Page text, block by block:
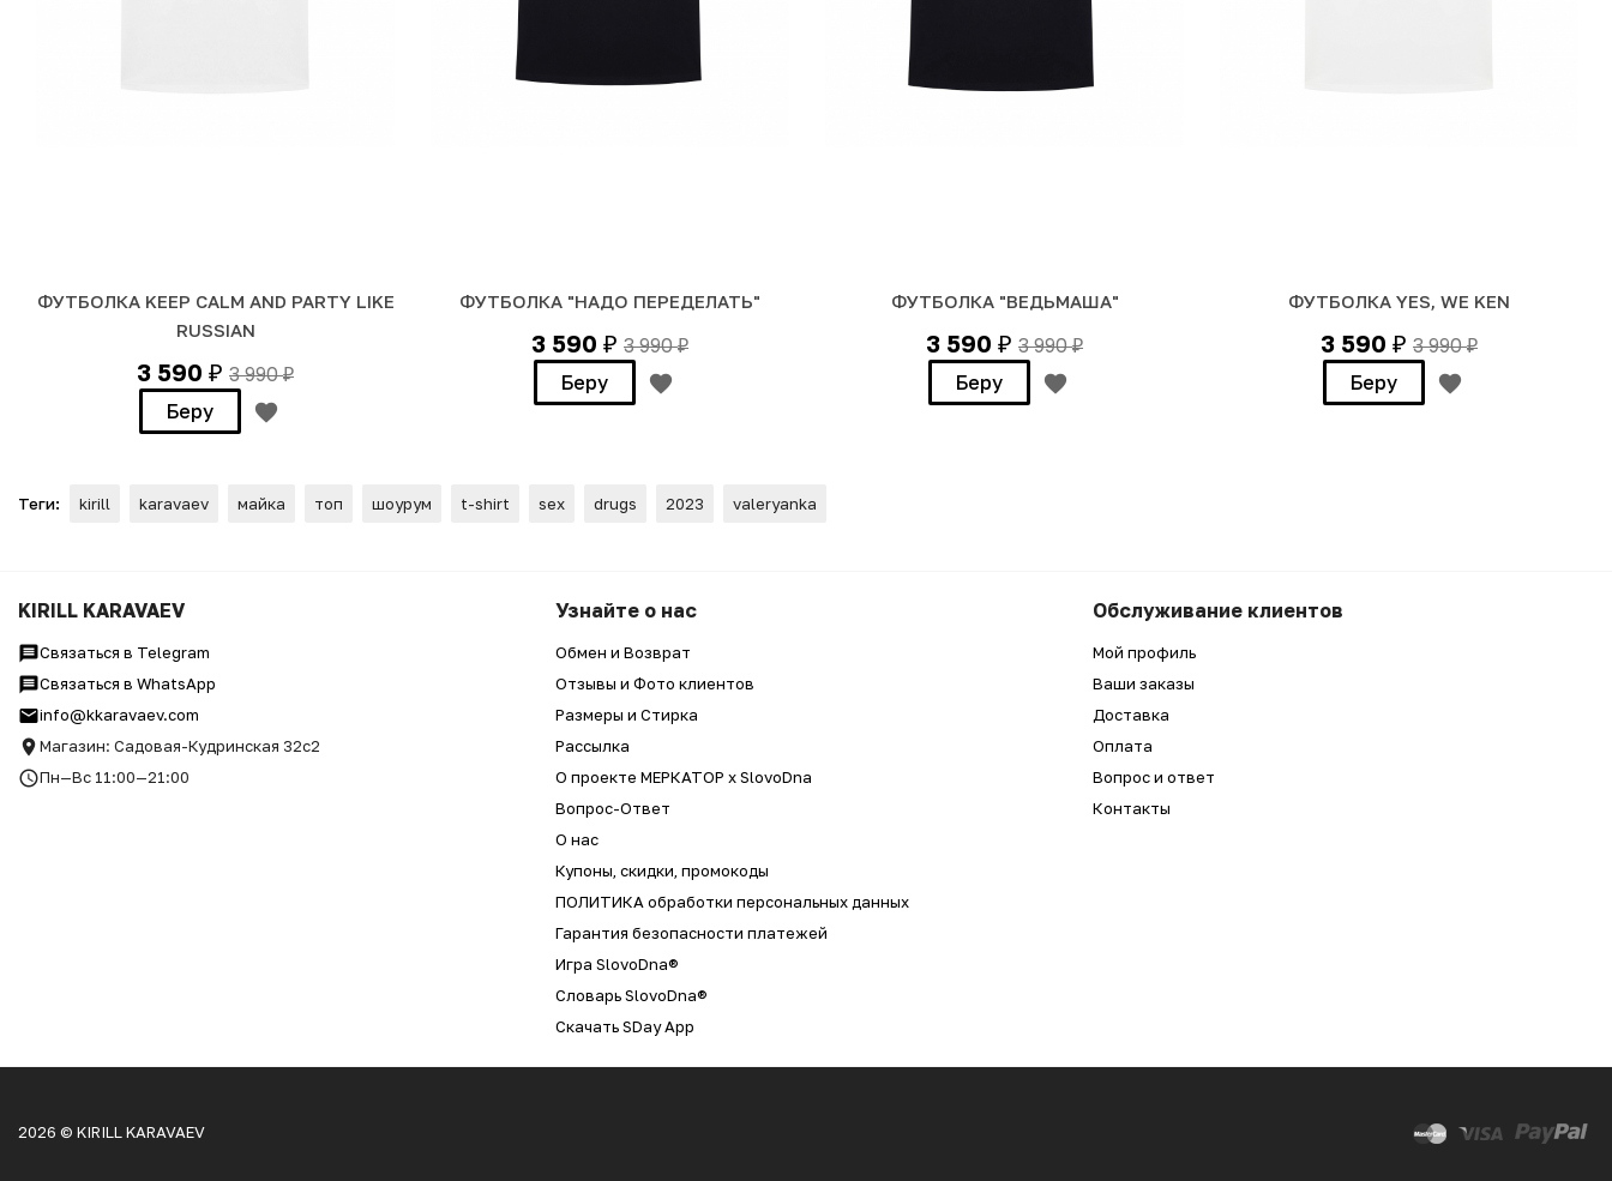
ФУТБОЛКА KEEP CALM AND PARTY LIKE
RUSSIAN
3 590 ₽ 3 990₽
Беру
ФУТБОЛКА "НАДО ПЕРЕДЕЛАТЬ"
3 590 ₽ 3 990₽
Беру
ФУТБОЛКА "ВЕДЬМАША"
3 590 ₽ 3 990₽
Беру
ФУТБОЛКА YES, WE KEN
3 590 ₽ 3 990₽
Беру
Теги: kirill karavaev майка топ шоурум t-shirt sex drugs 2023 valeryanka
KIRILL KARAVAEV
Связаться в Telegram
Связаться в WhatsApp
info@kkaravaev.com
Магазин: Садовая-Кудринская 32с2
Пн—Вс 11:00—21:00
Узнайте о нас
Обмен и Возврат
Отзывы и Фото клиентов
Размеры и Стирка
Рассылка
О проекте МЕРКАТОР x SlovoDna
Вопрос-Ответ
О нас
Купоны, скидки, промокоды
ПОЛИТИКА обработки персональных данных
Гарантия безопасности платежей
Игра SlovoDna®
Словарь SlovoDna®
Скачать SDay App
Обслуживание клиентов
Мой профиль
Ваши заказы
Доставка
Оплата
Вопрос и ответ
Контакты
2026 © KIRILL KARAVAEV